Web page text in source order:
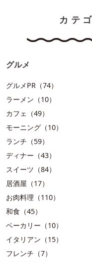
カテ
グルメ
グルメPR（74）
ラーメン（10）
カフェ（49）
モーニング（10）
ランチ（59）
ディナー（43）
スイーツ（84）
居酒屋（17）
お肉料理（110）
和食（45）
ベーカリー（10）
イタリアン（15）
フレンチ（7）